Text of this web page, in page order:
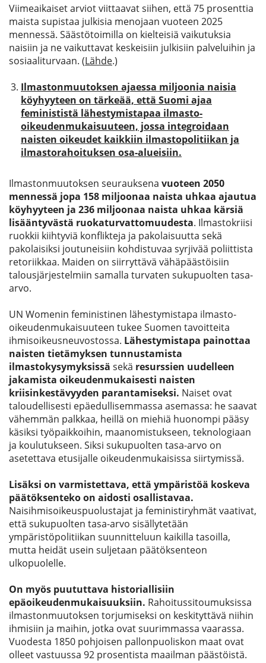
Viimeaikaiset arviot viittaavat siihen, että 75 prosenttia
maista supistaa julkisia menojaan vuoteen 2025
mennessä. Säästötoimilla on kielteisiä vaikutuksia
naisiin ja ne vaikuttavat keskeisiin julkisiin palveluihin ja
sosiaaliturvaan. (Lähde.)
Ilmastonmuutoksen ajaessa miljoonia naisia
köyhyyteen on tärkeää, että Suomi ajaa
feminististä lähestymistapaa ilmasto-
oikeudenmukaisuuteen, jossa integroidaan
naisten oikeudet kaikkiin ilmastopolitiikan ja
ilmastorahoituksen osa-alueisiin.
Ilmastonmuutoksen seurauksena vuoteen 2050
mennessä jopa 158 miljoonaa naista uhkaa ajautua
köyhyyteen ja 236 miljoonaa naista uhkaa kärsiä
lisääntyvästä ruokaturvattomuudesta. Ilmastokriisi
ruokkii kiihtyviä konflikteja ja pakolaisuutta sekä
pakolaisiksi joutuneisiin kohdistuvaa syrjivää poliittista
retoriikkaa. Maiden on siirryttävä vähäpäästöisiin
talousjärjestelmiin samalla turvaten sukupuolten tasa-
arvo.
UN Womenin feministinen lähestymistapa ilmasto-
oikeudenmukaisuuteen tukee Suomen tavoitteita
ihmisoikeusneuvostossa. Lähestymistapa painottaa
naisten tietämyksen tunnustamista
ilmastokysymyksissä sekä resurssien uudelleen
jakamista oikeudenmukaisesti naisten
kriisinkestävyyden parantamiseksi. Naiset ovat
taloudellisesti epäedullisemmassa asemassa: he saavat
vähemmän palkkaa, heillä on miehiä huonompi pääsy
käsiksi työpaikkoihin, maanomistukseen, teknologiaan
ja koulutukseen. Siksi sukupuolten tasa-arvo on
asetettava etusijalle oikeudenmukaisissa siirtymissä.
Lisäksi on varmistettava, että ympäristöä koskeva
päätöksenteko on aidosti osallistavaa.
Naisihmisoikeuspuolustajat ja feministiryhmät vaativat,
että sukupuolten tasa-arvo sisällytetään
ympäristöpolitiikan suunnitteluun kaikilla tasoilla,
mutta heidät usein suljetaan päätöksenteon
ulkopuolelle.
On myös puututtava historiallisiin
epäoikeudenmukaisuuksiin. Rahoitussitoumuksissa
ilmastonmuutoksen torjumiseksi on keskityttävä niihin
ihmisiin ja maihin, jotka ovat suurimmassa vaarassa.
Vuodesta 1850 pohjoisen pallonpuoliskon maat ovat
olleet vastuussa 92 prosentista maailman päästöistä.